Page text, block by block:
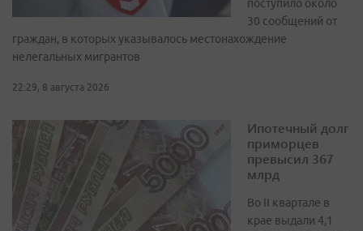
поступило около
30 сообщений от
граждан, в которых указывалось местонахождение
нелегальных мигрантов
22:29, 8 августа 2026
Ипотечный долг
приморцев
превысил 367
млрд
Во II квартале в
крае выдали 4,1